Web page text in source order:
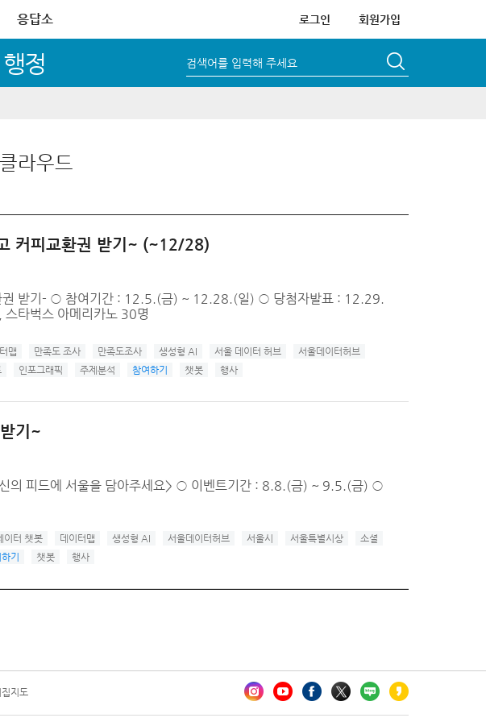
응답소 로그인 회원가입
행정 검색어를 입력해 주세요
라우드
커피교환권 받기~ (~12/28)
권 받기- ○ 참여기간 : 12.5.(금) ~ 12.28.(일) ○ 당첨자발표 : 12.29.
타벅스 아메리카노 30명
맵 만족도 조사 만족도조사 생성형 AI 서울 데이터 허브
서울데이터허브
인포그래픽 주제분석 참여하기 챗봇 행사
기~
의 피드에 서울을 담아주세요> ○ 이벤트기간 : 8.8.(금) ~ 9.5.(금) ○
이터 챗봇 데이터맵 생성형 AI 서울데이터허브 서울시 서울특별시상
소셜
기 챗봇 행사
지도